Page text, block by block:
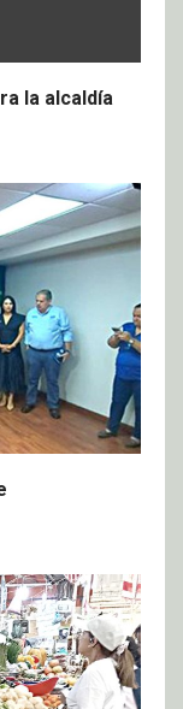
la alcaldía